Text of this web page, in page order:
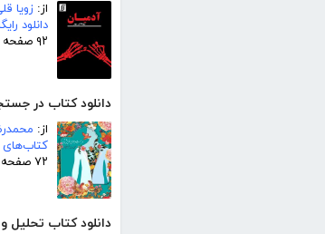
از: زویا
دانلود
۹۲ صفحه
دانلود کتاب در
از:
کتاب‌های
۷۲ صفحه
دانلود کتاب تحلیل